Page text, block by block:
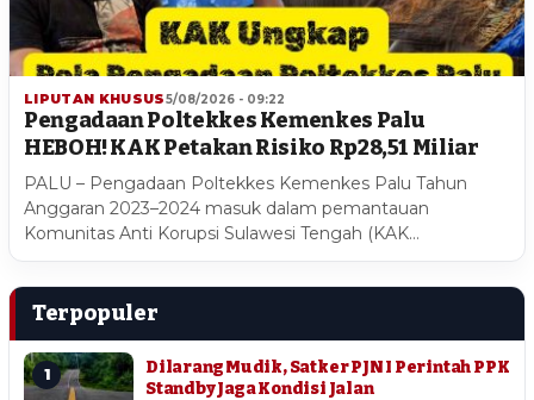
LIPUTAN KHUSUS5/08/2026 - 09:22
Pengadaan Poltekkes Kemenkes Palu
HEBOH! KAK Petakan Risiko Rp28,51 Miliar
PALU – Pengadaan Poltekkes Kemenkes Palu Tahun
Anggaran 2023–2024 masuk dalam pemantauan
Komunitas Anti Korupsi Sulawesi Tengah (KAK…
Terpopuler
1
Dilarang Mudik, Satker PJN I Perintah PPK
Standby Jaga Kondisi Jalan